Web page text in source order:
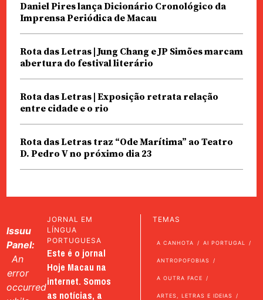
Daniel Pires lança Dicionário Cronológico da
Imprensa Periódica de Macau
Rota das Letras | Jung Chang e JP Simões marcam
abertura do festival literário
Rota das Letras | Exposição retrata relação
entre cidade e o rio
Rota das Letras traz “Ode Marítima” ao Teatro
D. Pedro V no próximo dia 23
Issuu
Panel:
An
error
occurred
JORNAL EM
LÍNGUA
PORTUGUESA
Este é o jornal
Hoje Macau na
internet. Somos
as notícias, a
TEMAS
A CANHOTA AI PORTUGAL
ANTROPOFOBIAS
A OUTRA FACE
ARTES, LETRAS E IDEIAS